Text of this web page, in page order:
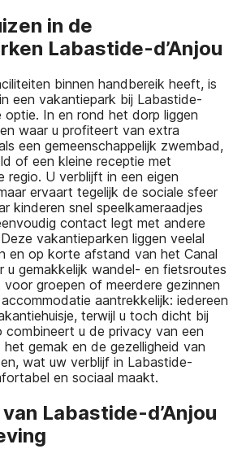
in de
Labastide-d’Anjou
binnen handbereik heeft, is
een vakantiepark bij Labastide-
optie. In en rond het dorp liggen
waar u profiteert van extra
een gemeenschappelijk zwembad,
of een kleine receptie met
regio. U verblijft in een eigen
ervaart tegelijk de sociale sfeer
kinderen snel speelkameraadjes
contact legt met andere
vakantieparken liggen veelal
en op korte afstand van het Canal
u gemakkelijk wandel- en fietsroutes
groepen of meerdere gezinnen
aantrekkelijk: iedereen
terwijl u toch dicht bij
combineert u de privacy van een
gemak en de gezelligheid van
wat uw verblijf in Labastide-
en sociaal maakt.
Labastide-d’Anjou